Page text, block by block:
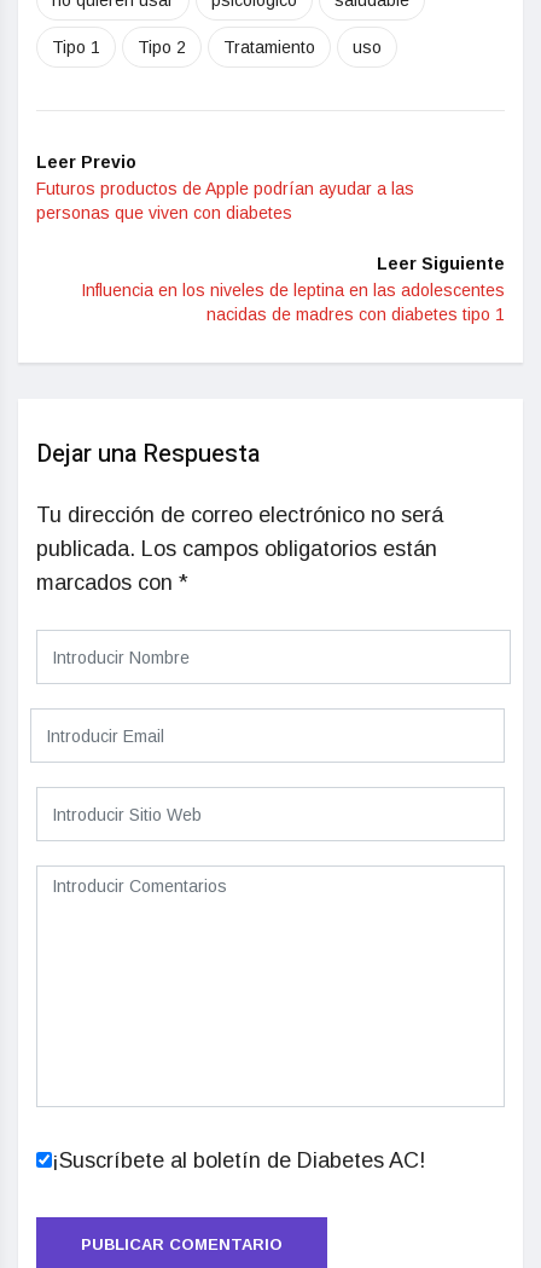
Tipo 1 Tipo 2 Tratamiento uso
Leer Previo
Futuros productos de Apple podrían ayudar a las
personas que viven con diabetes
Leer Siguiente
Influencia en los niveles de leptina en las adolescentes
nacidas de madres con diabetes tipo 1
Dejar una Respuesta
Tu dirección de correo electrónico no será
publicada. Los campos obligatorios están
marcados con *
¡Suscríbete al boletín de Diabetes AC!